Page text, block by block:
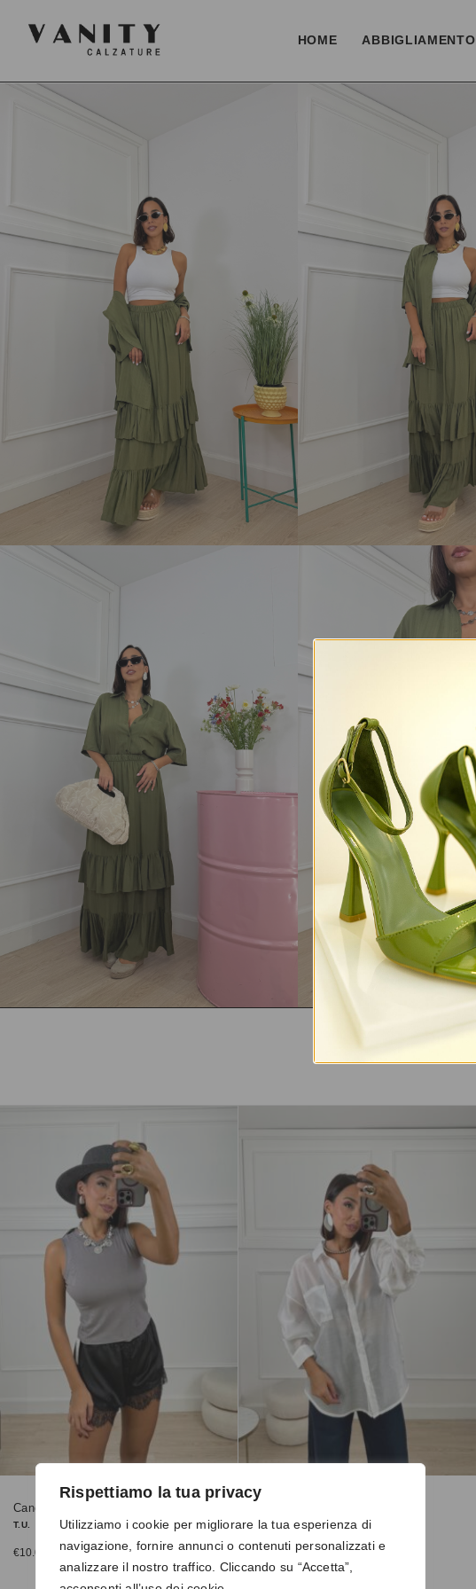
Rispettiamo la tua privacy
Utilizziamo i cookie per migliorare la tua esperienza di
navigazione, fornire annunci o contenuti personalizzati e
analizzare il nostro traffico. Cliccando su “Accetta”,
HOME ABBIGLIAMENTO
Canotta 0001 grigia
T.U.
€10.00
T.U.
€25.00